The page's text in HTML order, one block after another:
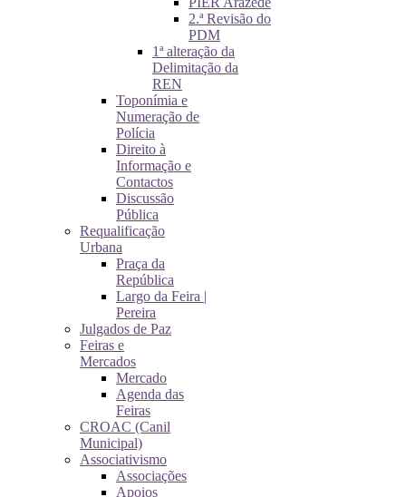
2.ª Revisão do
PDM
1ª alteração da
Delimitação da
REN
Toponímia e
Numeração de
Polícia
Direito à
Informação e
Contactos
Discussão
Pública
Requalificação
Urbana
Praça da
República
Largo da Feira |
Pereira
Julgados de Paz
Feiras e
Mercados
Mercado
Agenda das
Feiras
CROAC (Canil
Municipal)
Associativismo
Associações
Apoios